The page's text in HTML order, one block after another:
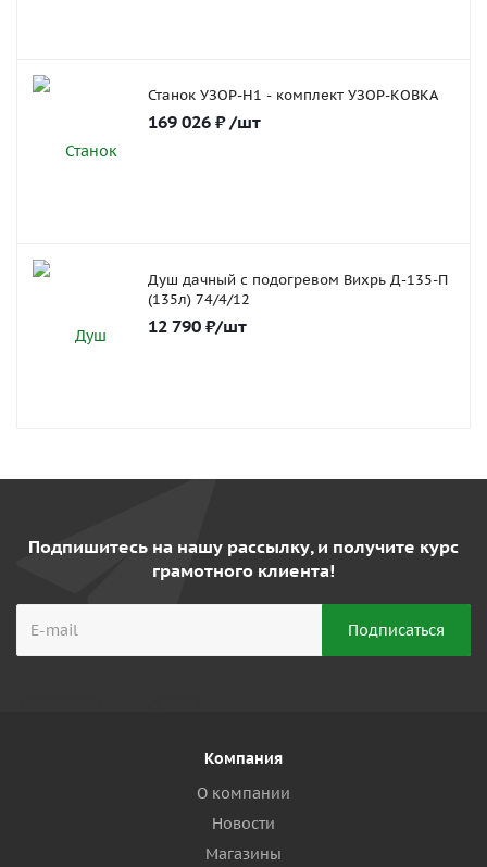
Станок УЗОР-Н1 - комплект УЗОР-КОВКА
169 026 ₽ /шт
Душ дачный с подогревом Вихрь Д-135-П
(135л) 74/4/12
12 790 ₽/шт
Подпишитесь на нашу рассылку, и получите курс
грамотного клиента!
Компания
О компании
Новости
Магазины